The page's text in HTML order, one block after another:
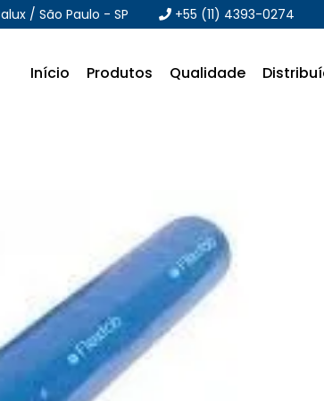
/ São Paulo - SP +55 (11) 4393-0274
Início Produtos Qualidade